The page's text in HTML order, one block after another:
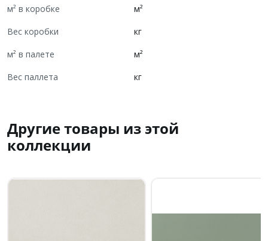
м² в коробке
м²
Вес коробки
кг
м² в палете
м²
Вес паллета
кг
Другие товары из этой
коллекции